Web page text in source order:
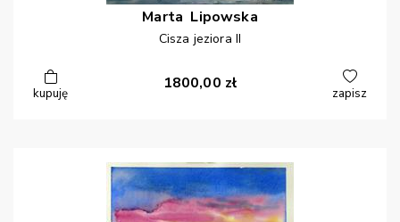
Marta Lipowska
Cisza jeziora II
kupuję
1800,00 zł
zapisz